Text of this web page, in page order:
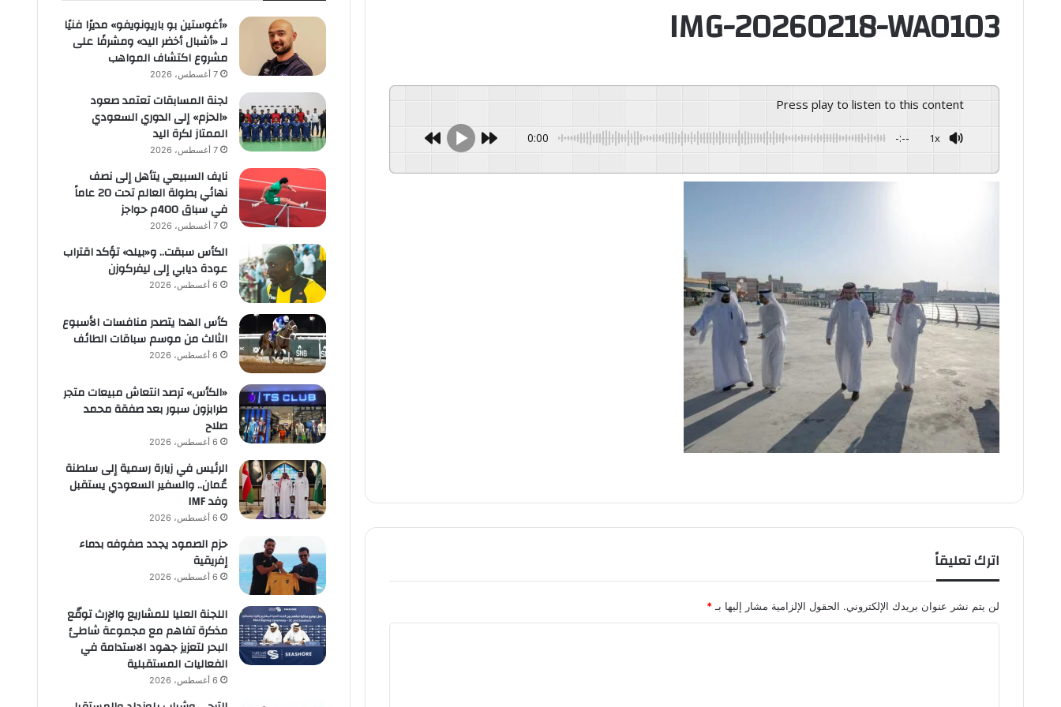
IMG-20260218-WA0103
Press play to listen to this content
0:00 -:-- 1x
اترك تعليقاً
لن يتم نشر عنوان بريدك الإلكتروني. الحقول الإلزامية مشار إليها بـ *
«أغوستين بو باريونويفو» مديرًا فنيًا
لـ «أشبال أخضر اليد» ومشرفًا على
مشروع اكتشاف المواهب
7 أغسطس، 2026
لجنة المسابقات تعتمد صعود
«الحزم» إلى الدوري السعودي
الممتاز لكرة اليد
7 أغسطس، 2026
نايف السبيعي يتأهل إلى نصف
نهائي بطولة العالم تحت 20 عاماً
في سباق 400م حواجز
7 أغسطس، 2026
الكأس سبقت.. و«بيلد» تؤكد اقتراب
عودة ديابي إلى ليفركوزن
6 أغسطس، 2026
كأس الهدا يتصدر منافسات الأسبوع
الثالث من موسم سباقات الطائف
6 أغسطس، 2026
«الكأس» ترصد انتعاش مبيعات متجر
طرابزون سبور بعد صفقة محمد
صلاح
6 أغسطس، 2026
الرئيس في زيارة رسمية إلى سلطنة
عُمان.. والسفير السعودي يستقبل
وفد IMF
6 أغسطس، 2026
حزم الصمود يجدد صفوفه بدماء
إفريقية
6 أغسطس، 2026
اللجنة العليا للمشاريع والإرث توقّع
مذكرة تفاهم مع مجموعة شاطئ
البحر لتعزيز جهود الاستدامة في
الفعاليات المستقبلية
6 أغسطس، 2026